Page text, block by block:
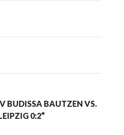
BUDISSA BAUTZEN VS.
0:2“